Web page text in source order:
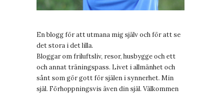
En blogg för att utmana mig själv och för att se
det stora i det lilla.
Bloggar om friluftsliv, resor, husbygge och ett
och annat träningspass. Livet i allmänhet och
sånt som gör gott för själen i synnerhet. Min
själ. Förhoppningsvis även din själ. Välkommen